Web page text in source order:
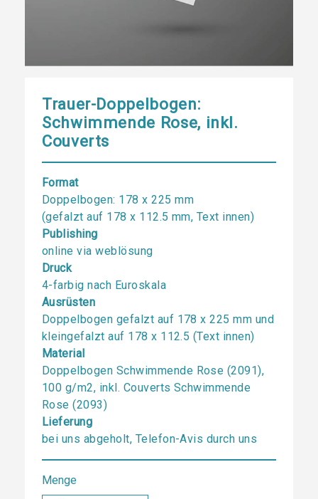
Trauer-Doppelbogen:
Schwimmende Rose, inkl.
Couverts
Format
Doppelbogen: 178 x 225 mm
(gefalzt auf 178 x 112.5 mm, Text innen)
Publishing
online via weblösung
Druck
4-farbig nach Euroskala
Ausrüsten
Doppelbogen gefalzt auf 178 x 225 mm und
kleingefalzt auf 178 x 112.5 (Text innen)
Material
Doppelbogen Schwimmende Rose (2091),
100 g/m2, inkl. Couverts Schwimmende
Rose (2093)
Lieferung
bei uns abgeholt, Telefon-Avis durch uns
Menge